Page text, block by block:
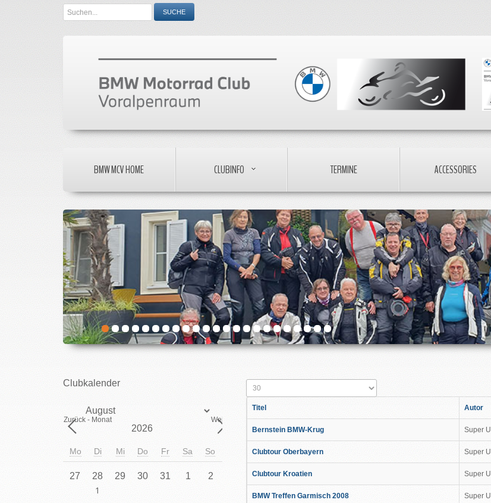
Search
...
SUCHE
BMW MCV HOME CLUBINFO TERMINE ACCESSORIES
Clubkalender
Zurück - Monat
Monat
Jahr
Weiter - Monat
Mo Di Mi Do Fr Sa So
27 28 29 30 31 1 2
Anzeige #
Titel Autor
Bernstein BMW-Krug Super
Clubtour Oberbayern Super
Clubtour Kroatien Super
BMW Treffen Garmisch 2008 Super